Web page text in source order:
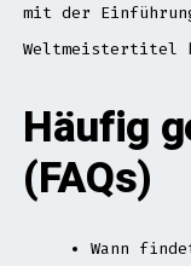
mit der
Weltmeistertitel
Häufig
(FAQs)
Wann